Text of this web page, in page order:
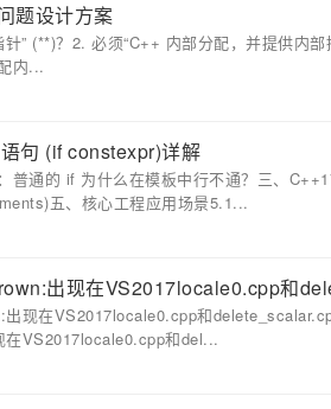
题设计方案
针” (**)？2. 必须“C++ 内部分配，并提供内
内...
句 (if constexpr)详解
普通的 if 为什么在模板中行不通？三、
五、核心工程应用场景5.1...
出现在VS2017locale0.cpp和
现在VS2017locale0.cpp和
VS2017locale0.cpp和del...